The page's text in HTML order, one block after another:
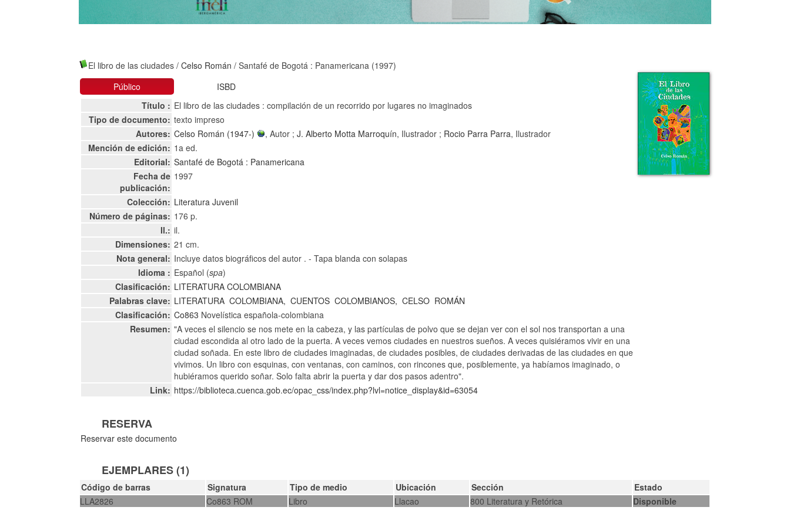
El libro de las ciudades /Celso Román / Santafé de Bogotá : Panamericana (1997)
Público
ISBD
Título : El libro de las ciudades : compilación de un recorrido por lugares no imaginados
Tipo de documento: texto impreso
Autores: Celso Román (1947-) , Autor ;J. Alberto Motta Marroquín, Ilustrador ; Rocio Parra Parra, Ilustrador
Mención de edición: 1a ed.
Editorial: Santafé de Bogotá : Panamericana
Fecha de
publicación:
1997
Colección: Literatura Juvenil
Número de páginas: 176 p.
Il.: il.
Dimensiones: 21 cm.
Nota general: Incluye datos biográficos del autor . - Tapa blanda con solapas
Idioma : Español (spa)
Clasificación: LITERATURA COLOMBIANA
Palabras clave: LITERATURA COLOMBIANA, CUENTOS COLOMBIANOS, CELSO ROMÁN
Clasificación: Co863 Novelística española-colombiana
Resumen: "A veces el silencio se nos mete en la cabeza, y las partículas de polvo que se dejan ver con el sol nos transportan a una
ciudad escondida al otro lado de la puerta. A veces vemos ciudades en nuestros sueños. A veces quisiéramos vivir en una
ciudad soñada. En este libro de ciudades imaginadas, de ciudades posibles, de ciudades derivadas de las ciudades en que
vivimos. Un libro con esquinas, con ventanas, con caminos, con rincones que, posiblemente, ya habíamos imaginado, o
hubiéramos querido soñar. Solo falta abrir la puerta y dar dos pasos adentro".
Link: https://biblioteca.cuenca.gob.ec/opac_css/index.php?lvl=notice_display&id=63054
RESERVA
Reservar este documento
EJEMPLARES (1)
Código de barras Signatura Tipo de medio Ubicación Sección
Estado
LLA2826
Co863 ROM Libro Llacao 800 Literatura y Retórica Disponible